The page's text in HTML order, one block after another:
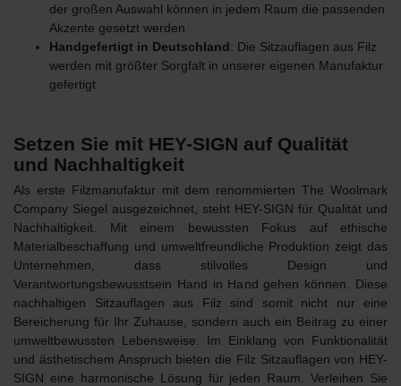
der großen Auswahl können in jedem Raum die passenden
Akzente gesetzt werden
Handgefertigt in Deutschland: Die Sitzauflagen aus Filz
werden mit größter Sorgfalt in unserer eigenen Manufaktur
gefertigt
Setzen Sie mit HEY-SIGN auf Qualität
und Nachhaltigkeit
Als erste Filzmanufaktur mit dem renommiertenThe Woolmark
Company Siegel ausgezeichnet, steht HEY-SIGN für Qualität und
Nachhaltigkeit . Mit einem bewussten Fokus auf ethische
Materialbeschaffung und umweltfreundliche Produktion zeigt das
Unternehmen, dass stilvolles Design und
Verantwortungsbewusstsein Hand in Hand gehen können. Diese
nachhaltigen Sitzauflagen aus Filz sind somit nicht nur eine
Bereicherung für Ihr Zuhause, sondern auch ein Beitrag zu einer
umweltbewussten Lebensweise. Im Einklang von Funktionalität
und ästhetischem Anspruch bieten die Filz Sitzauflagen von HEY-
SIGN eine harmonische Lösung für jeden Raum. Verleihen Sie